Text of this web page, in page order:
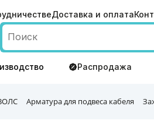
Доставка и оплата
Распродажа
Арматура для подвеса кабеля